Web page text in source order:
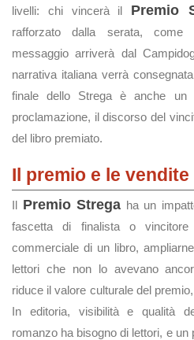
livelli: chi vincerà il Premio
rafforzato dalla serata, come
messaggio arriverà dal
narrativa italiana verrà
finale dello Strega è anche
proclamazione, il discorso del
del libro premiato.
Il premio e le
Il Premio Strega ha un
fascetta di finalista o
commerciale di un libro,
lettori che non lo avevano
riduce il valore culturale del
In editoria, visibilità e qualità
romanzo ha bisogno di lettori, e un